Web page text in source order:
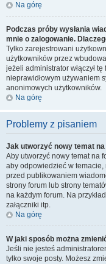
Na górę
Podczas próby wysłania
mnie o zalogowanie.
Tylko zarejestrowani
użytkowników przez
jeżeli administrator włączył
nieprawidłowym używaniem
anonimowych użytkowników.
Na górę
Problemy z pisaniem
Jak utworzyć nowy temat
Aby utworzyć nowy temat na
aby odpowiedzieć w temacie,
przed publikowaniem
strony forum lub strony
na każdym forum. Na
załączniki itp.
Na górę
W jaki sposób można
Jeśli nie jesteś
tylko swoje posty. Możesz